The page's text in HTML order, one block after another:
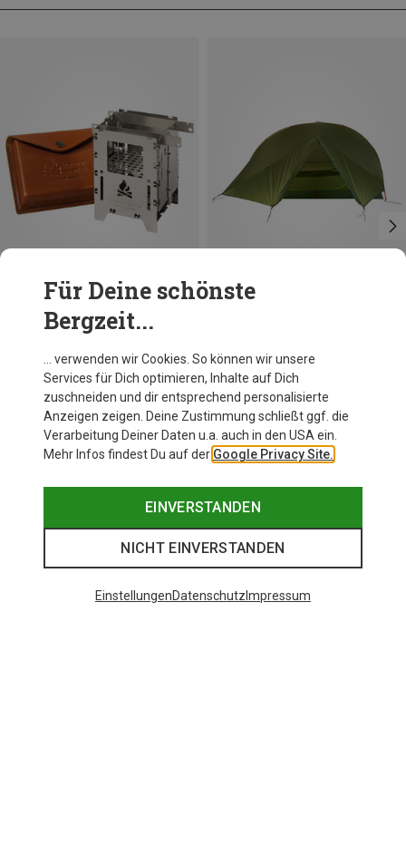
Du sparst 19%
Exped
Cassira 2 Zelt
769,95 €
Für Deine schönste
Bergzeit...
… verwenden wir Cookies. So können wir unsere
Services für Dich optimieren, Inhalte auf Dich
zuschneiden und dir entsprechend personalisierte
Anzeigen zeigen. Deine Zustimmung schließt ggf. die
Verarbeitung Deiner Daten u.a. auch in den USA ein.
Mehr Infos findest Du auf der Google Privacy Site.
EINVERSTANDEN
NICHT EINVERSTANDEN
EinstellungenDatenschutz Impressum